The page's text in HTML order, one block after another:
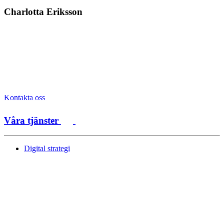
Charlotta Eriksson
Kontakta oss
Våra tjänster
Digital strategi